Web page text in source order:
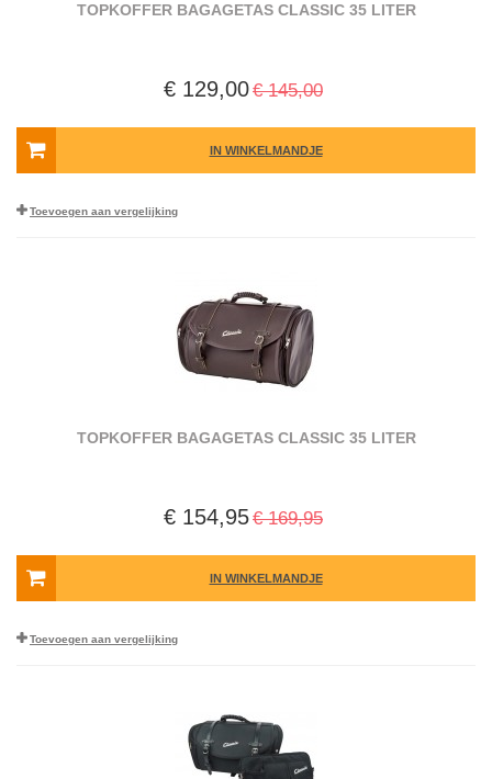
TOPKOFFER BAGAGETAS CLASSIC 35 LITER
€ 129,00€ 145,00
IN WINKELMANDJE
Toevoegen aan vergelijking
TOPKOFFER BAGAGETAS CLASSIC 35 LITER
€ 154,95€ 169,95
IN WINKELMANDJE
Toevoegen aan vergelijking